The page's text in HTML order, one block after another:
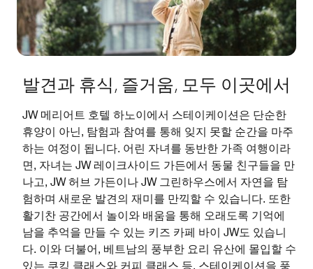
발견과 휴식, 즐거움, 모두 이곳에서
JW 메리어트 호텔 하노이에서 스테이케이션은 단순한
휴양이 아닌, 탐험과 참여를 통해 잊지 못할 순간을 마주
하는 여정이 됩니다. 어린 자녀를 동반한 가족 여행이라
면, 자녀는 JW 레이크사이드 가든에서 동물 친구들을 만
나고, JW 허브 가든이나 JW 그린하우스에서 자연을 탐
험하며 새로운 발견의 재미를 만끽할 수 있습니다. 또한
활기찬 공간에서 놀이와 배움을 통해 오래도록 기억에
남을 추억을 만들 수 있는 키즈 카페 바이 JW도 있습니
다. 이와 더불어, 베트남의 풍부한 요리 유산에 몰입할 수
있는 쿠킹 클래스와 커피 클래스 등, 스테이케이션을 풍